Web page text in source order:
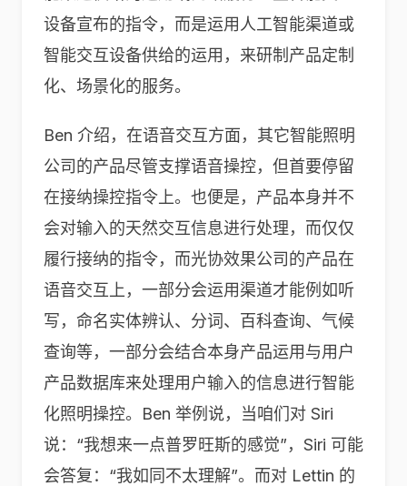
设备宣布的指令，而是运用人工智能渠道或
智能交互设备供给的运用，来研制产品定制
化、场景化的服务。
Ben 介绍，在语音交互方面，其它智能照明
公司的产品尽管支撑语音操控，但首要停留
在接纳操控指令上。也便是，产品本身并不
会对输入的天然交互信息进行处理，而仅仅
履行接纳的指令，而光协效果公司的产品在
语音交互上，一部分会运用渠道才能例如听
写，命名实体辨认、分词、百科查询、气候
查询等，一部分会结合本身产品运用与用户
产品数据库来处理用户输入的信息进行智能
化照明操控。Ben 举例说，当咱们对 Siri
说：“我想来一点普罗旺斯的感觉”，Siri 可能
会答复：“我如同不太理解”。而对 Lettin 的